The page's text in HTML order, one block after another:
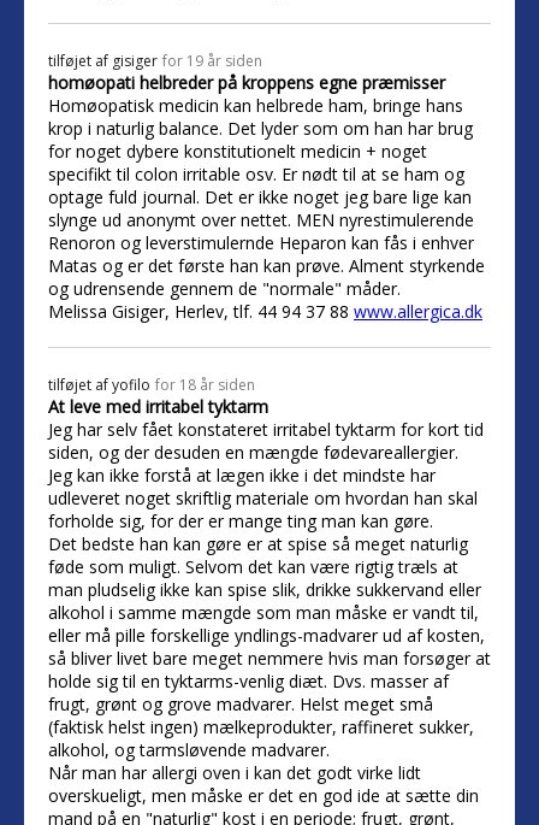
tilføjet af gisiger for 19 år siden
homøopati helbreder på kroppens egne præmisser
Homøopatisk medicin kan helbrede ham, bringe hans
krop i naturlig balance. Det lyder som om han har brug
for noget dybere konstitutionelt medicin + noget
specifikt til colon irritable osv. Er nødt til at se ham og
optage fuld journal. Det er ikke noget jeg bare lige kan
slynge ud anonymt over nettet. MEN nyrestimulerende
Renoron og leverstimulernde Heparon kan fås i enhver
Matas og er det første han kan prøve. Alment styrkende
og udrensende gennem de "normale" måder.
Melissa Gisiger, Herlev, tlf. 44 94 37 88 www.allergica.dk
tilføjet afyofilo for 18 år siden
At leve med irritabel tyktarm
Jeg har selv fået konstateret irritabel tyktarm for kort tid
siden, og der desuden en mængde fødevareallergier.
Jeg kan ikke forstå at lægen ikke i det mindste har
udleveret noget skriftlig materiale om hvordan han skal
forholde sig, for der er mange ting man kan gøre.
Det bedste han kan gøre er at spise så meget naturlig
føde som muligt. Selvom det kan være rigtig træls at
man pludselig ikke kan spise slik, drikke sukkervand eller
alkohol i samme mængde som man måske er vandt til,
eller må pille forskellige yndlings-madvarer ud af kosten,
så bliver livet bare meget nemmere hvis man forsøger at
holde sig til en tyktarms-venlig diæt. Dvs. masser af
frugt, grønt og grove madvarer. Helst meget små
(faktisk helst ingen) mælkeprodukter, raffineret sukker,
alkohol, og tarmsløvende madvarer.
Når man har allergi oven i kan det godt virke lidt
overskueligt, men måske er det en god ide at sætte din
mand på en "naturlig" kost i en periode; frugt, grønt,